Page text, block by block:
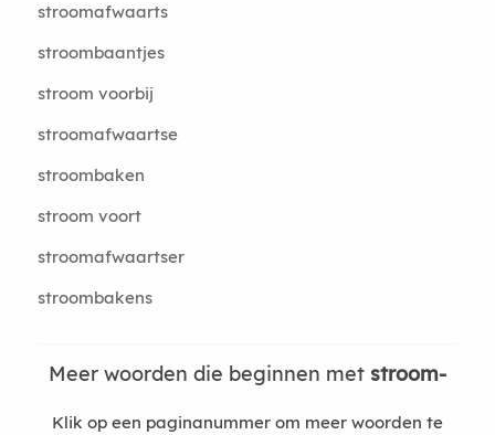
stroomafwaarts
stroombaantjes
stroom voorbij
stroomafwaartse
stroombaken
stroom voort
stroomafwaartser
stroombakens
Meer woorden die beginnen met stroom-
Klik op een paginanummer om meer woorden te